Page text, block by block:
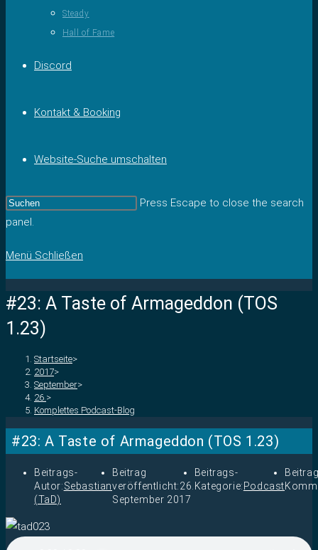
Steady
Hall of Fame
Discord
Kontakt & Booking
Website-Suche umschalten
Press Escape to close the search
panel.
Menü Schließen
#23: A Taste of Armageddon (TOS
1.23)
Startseite>
2017>
September>
26. >
Komplettes Podcast-Blog
#23: A Taste of Armageddon (TOS 1.23)
Beitrags-
Autor:Sebastian
(TaD)
Beitrag
veröffentlicht:26.
September 2017
Beitrags-
Kategorie: Podcast